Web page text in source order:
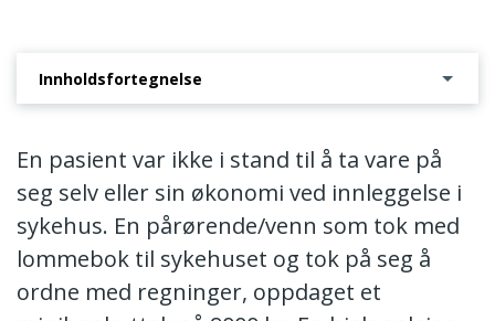
Innholdsfortegnelse
En pasient var ikke i stand til å ta vare på
seg selv eller sin økonomi ved innleggelse i
sykehus. En pårørende/venn som tok med
lommebok til sykehuset og tok på seg å
ordne med regninger, oppdaget et